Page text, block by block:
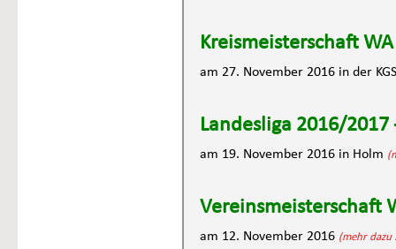
Kreismeisterschaft
am 27. November 2016 in der
Landesliga 2016/
am 19. November 2016 in Holm
Vereinsmeisterschaft
am 12. November 2016 (mehr dazu